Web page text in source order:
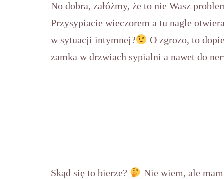
No dobra, załóżmy, że to nie Wasz
Przysypiacie wieczorem a tu nagle
w sytuacji intymnej?
O zgrozo, to
zamka w drzwiach sypialni a nawet do
Skąd się to bierze?
Nie wiem, ale